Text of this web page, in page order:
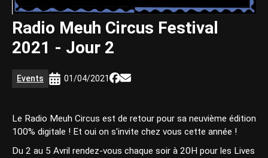
Radio Meuh Circus Festival
2021 - Jour 2
Events 01/04/2021
Le Radio Meuh Circus est de retour pour sa neuvième édition
100% digitale ! Et oui on s'invite chez vous cette année !
Du 2 au 5 Avril rendez-vous chaque soir à 20H pour les Lives